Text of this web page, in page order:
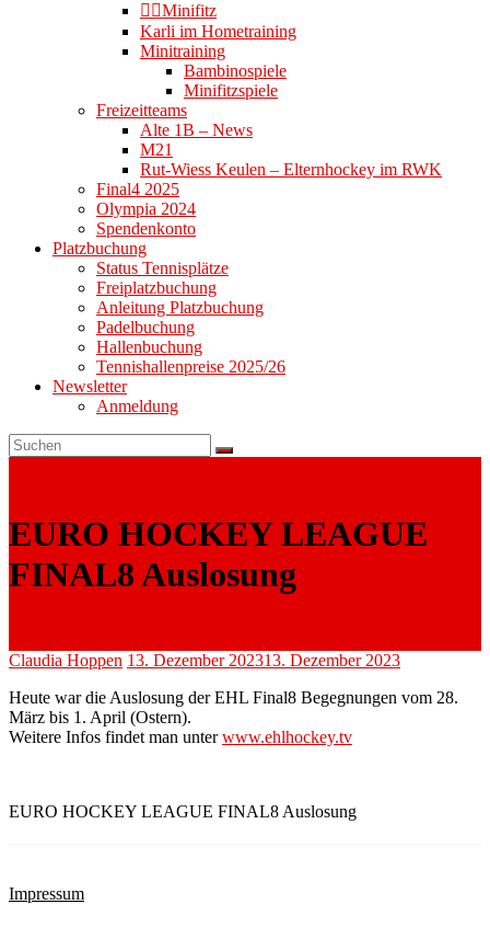
👉🏻Minifitz
Karli im Hometraining
Minitraining
Bambinospiele
Minifitzspiele
Freizeitteams
Alte 1B – News
M21
Rut-Wiess Keulen – Elternhockey im RWK
Final4 2025
Olympia 2024
Spendenkonto
Platzbuchung
Status Tennisplätze
Freiplatzbuchung
Anleitung Platzbuchung
Padelbuchung
Hallenbuchung
Tennishallenpreise 2025/26
Newsletter
Anmeldung
EURO HOCKEY LEAGUE
FINAL8 Auslosung
Claudia Hoppen 13. Dezember 202313. Dezember 2023
Heute war die Auslosung der EHL Final8 Begegnungen vom 28.
März bis 1. April (Ostern).
Weitere Infos findet man unterwww.ehlhockey.tv
EURO HOCKEY LEAGUE FINAL8 Auslosung
Impressum